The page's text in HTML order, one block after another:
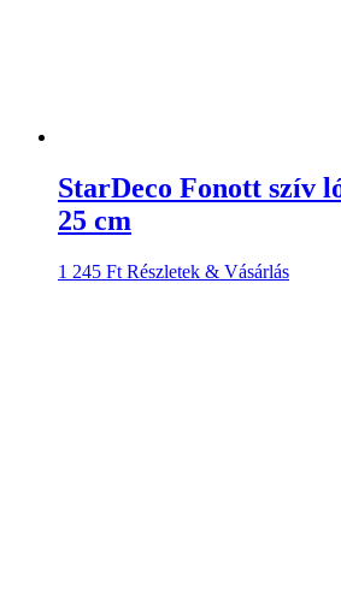
StarDeco Fonott szív
25 cm
1 245 Ft Részletek & Vásárlás